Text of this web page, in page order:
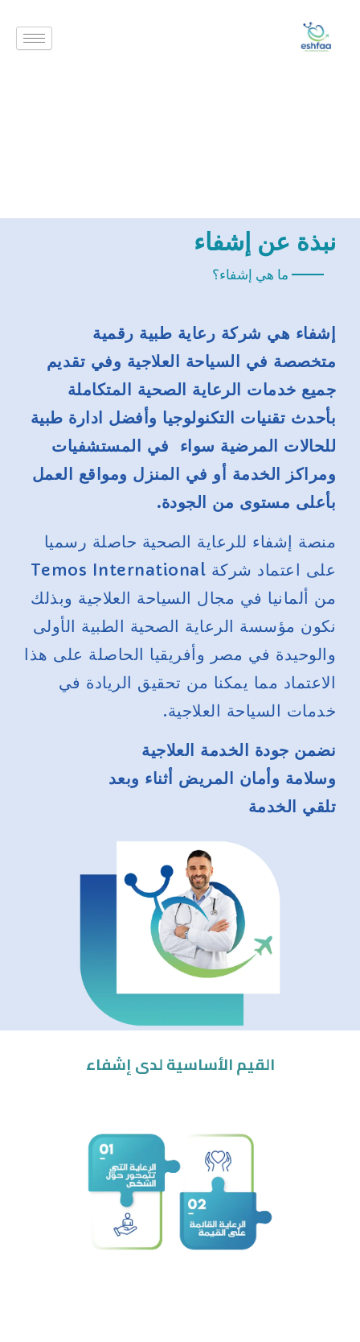
المحتوى
نبذة عن إشفاء
ما هي إشفاء؟
إشفاء هي شركة رعاية طبية رقمية
متخصصة في السياحة العلاجية وفي تقديم
جميع خدمات الرعاية الصحية المتكاملة
بأحدث تقنيات التكنولوجيا وأفضل ادارة طبية
للحالات المرضية سواء في المستشفيات
ومراكز الخدمة أو في المنزل ومواقع العمل
بأعلى مستوى من الجودة.
منصة إشفاء للرعاية الصحية حاصلة رسميا
على اعتماد شركة Temos International
من ألمانيا في مجال السياحة العلاجية وبذلك
نكون مؤسسة الرعاية الصحية الطبية الأولى
والوحيدة في مصر وأفريقيا الحاصلة على هذا
الاعتماد مما يمكنا من تحقيق الريادة في
خدمات السياحة العلاجية.
نضمن جودة الخدمة العلاجية
وسلامة وأمان المريض أثناء وبعد
تلقي الخدمة
القيم الأساسية لدى إشفاء